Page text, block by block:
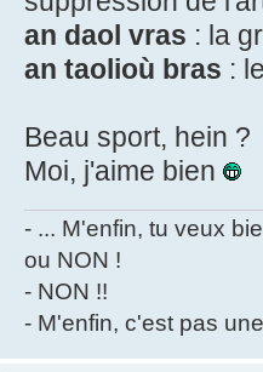
an daol vras : la
an taolioù bras :
Beau sport, hein ?
Moi, j'aime bien
- ... M'enfin, tu veux
ou NON !
- NON !!
- M'enfin, c'est pas